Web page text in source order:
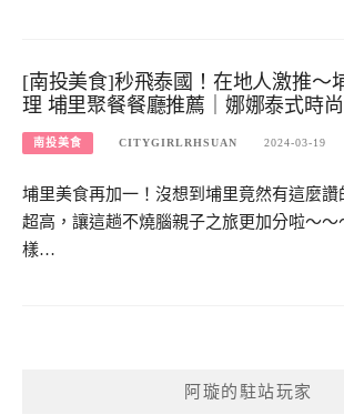
[南投美食]秒飛泰國！在地人激推～
理 埔里聚餐餐廳推薦｜娜娜泰式時
南投美食 CITYGIRLRHSUAN 2024-03-19
埔里美食再加一！沒想到埔里竟然有這麼讚
超高，讓這趟不燒腦親子之旅更加分啦～～
樣…
阿璇的駐站玩家